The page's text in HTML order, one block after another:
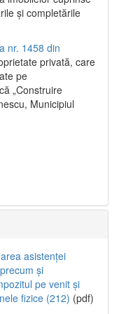
şi completările
nr. 1458 din
privată, care
pe
„Construire
Municipiul
asistenței
și
pe venit și
fizice (212) (pdf)